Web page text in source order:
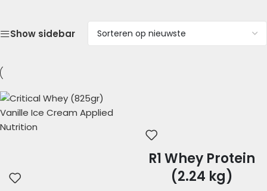
Show sidebar
R1 Whey Protein
(2.24 kg)